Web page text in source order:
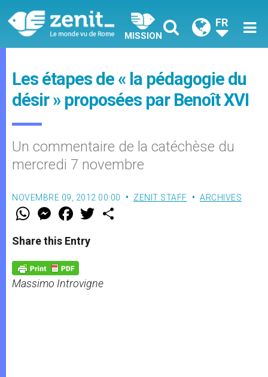
MISSION
FR
Les étapes de « la pédagogie du
désir » proposées par Benoît XVI
Un commentaire de la catéchèse du
mercredi 7 novembre
NOVEMBRE 09, 2012 00:00 ZENIT STAFF ARCHIVES
W
t
s
p
p
M
e
s
e
g
e
F
a
e
b
o
k
w
Share this Entry
Massimo Introvigne